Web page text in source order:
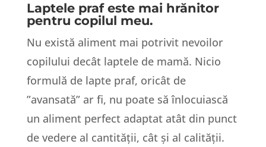
Laptele praf este mai hrănitor
pentru copilul meu.
Nu există aliment mai potrivit nevoilor
copilului decât laptele de mamă. Nicio
formulă de lapte praf, oricât de
”avansată” ar fi, nu poate să înlocuiască
un aliment perfect adaptat atât din punct
de vedere al cantității, cât și al calității.